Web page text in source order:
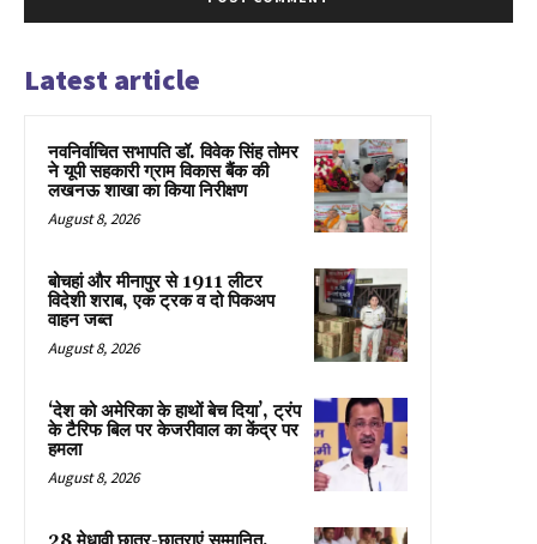
Latest article
नवनिर्वाचित सभापति डॉ. विवेक सिंह तोमर
ने यूपी सहकारी ग्राम विकास बैंक की
लखनऊ शाखा का किया निरीक्षण
August 8, 2026
बोचहां और मीनापुर से 1911 लीटर
विदेशी शराब, एक ट्रक व दो पिकअप
वाहन जब्त
August 8, 2026
‘देश को अमेरिका के हाथों बेच दिया’, ट्रंप
के टैरिफ बिल पर केजरीवाल का केंद्र पर
हमला
August 8, 2026